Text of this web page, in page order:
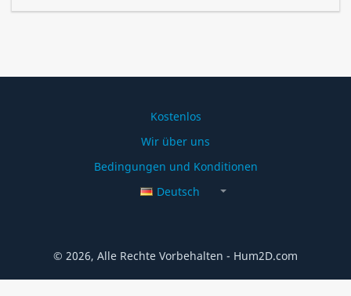
Kostenlos
Wir über uns
Bedingungen und Konditionen
Deutsch
© 2026, Alle Rechte Vorbehalten - Hum2D.com